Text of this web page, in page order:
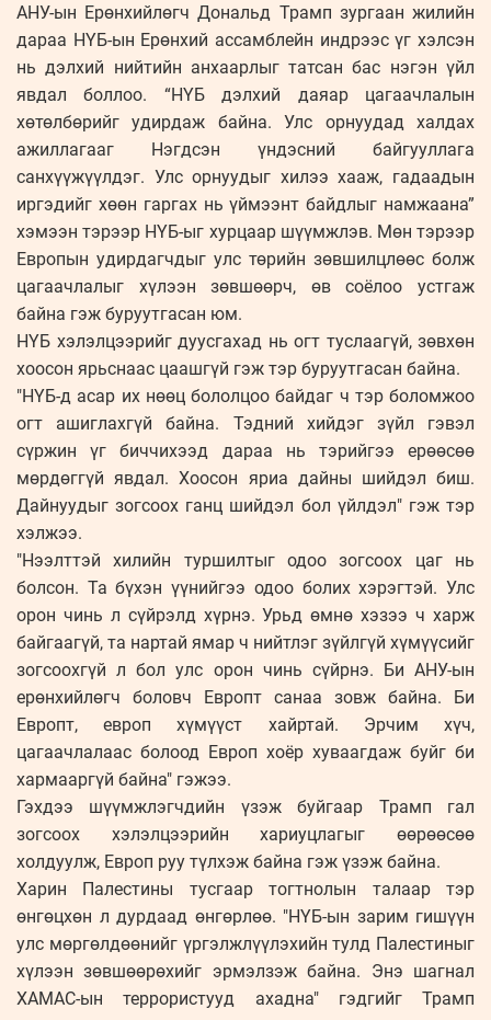
АНУ-ын Ерөнхийлөгч Дональд Трамп зургаан жилийн
дараа НҮБ-ын Ерөнхий ассамблейн индрээс үг хэлсэн
нь дэлхий нийтийн анхаарлыг татсан бас нэгэн үйл
явдал боллоо. “НҮБ дэлхий даяар цагаачлалын
хөтөлбөрийг удирдаж байна. Улс орнуудад халдах
ажиллагааг Нэгдсэн үндэсний байгууллага
санхүүжүүлдэг. Улс орнуудыг хилээ хааж, гадаадын
иргэдийг хөөн гаргах нь үймээнт байдлыг намжаана”
хэмээн тэрээр НҮБ-ыг хурцаар шүүмжлэв. Мөн тэрээр
Европын удирдагчдыг улс төрийн зөвшилцлөөс болж
цагаачлалыг хүлээн зөвшөөрч, өв соёлоо устгаж
байна гэж буруутгасан юм.
НҮБ хэлэлцээрийг дуусгахад нь огт туслаагүй, зөвхөн
хоосон ярьснаас цаашгүй гэж тэр буруутгасан байна.
"НҮБ-д асар их нөөц бололцоо байдаг ч тэр боломжоо
огт ашиглахгүй байна. Тэдний хийдэг зүйл гэвэл
сүржин үг биччихээд дараа нь тэрийгээ ерөөсөө
мөрдөггүй явдал. Хоосон яриа дайны шийдэл биш.
Дайнуудыг зогсоох ганц шийдэл бол үйлдэл" гэж тэр
хэлжээ.
"Нээлттэй хилийн туршилтыг одоо зогсоох цаг нь
болсон. Та бүхэн үүнийгээ одоо болих хэрэгтэй. Улс
орон чинь л сүйрэлд хүрнэ. Урьд өмнө хэзээ ч харж
байгаагүй, та нартай ямар ч нийтлэг зүйлгүй хүмүүсийг
зогсоохгүй л бол улс орон чинь сүйрнэ. Би АНУ-ын
ерөнхийлөгч боловч Европт санаа зовж байна. Би
Европт, европ хүмүүст хайртай. Эрчим хүч,
цагаачлалаас болоод Европ хоёр хуваагдаж буйг би
хармааргүй байна" гэжээ.
Гэхдээ шүүмжлэгчдийн үзэж буйгаар Трамп гал
зогсоох хэлэлцээрийн хариуцлагыг өөрөөсөө
холдуулж, Европ руу түлхэж байна гэж үзэж байна.
Харин Палестины тусгаар тогтнолын талаар тэр
өнгөцхөн л дурдаад өнгөрлөө. "НҮБ-ын зарим гишүүн
улс мөргөлдөөнийг үргэлжлүүлэхийн тулд Палестиныг
хүлээн зөвшөөрөхийг эрмэлзэж байна. Энэ шагнал
ХАМАС-ын террористууд ахадна" гэдгийг Трамп